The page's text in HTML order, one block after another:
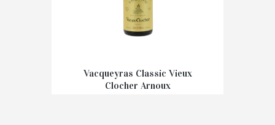
Vacqueyras Classic Vieux
Clocher Arnoux